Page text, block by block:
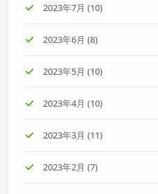
2023年7月 (10)
2023年6月 (8)
2023年5月 (10)
2023年4月 (10)
2023年3月 (11)
2023年2月 (7)